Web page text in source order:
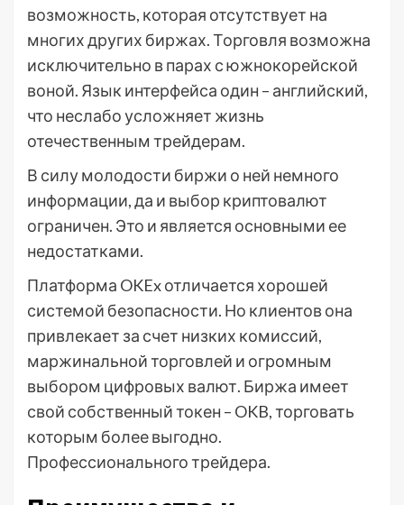
возможность, которая отсутствует на
многих других биржах. Торговля возможна
исключительно в парах с южнокорейской
воной. Язык интерфейса один – английский,
что неслабо усложняет жизнь
отечественным трейдерам.
В силу молодости биржи о ней немного
информации, да и выбор криптовалют
ограничен. Это и является основными ее
недостатками.
Платформа OKEx отличается хорошей
системой безопасности. Но клиентов она
привлекает за счет низких комиссий,
маржинальной торговлей и огромным
выбором цифровых валют. Биржа имеет
свой собственный токен – OKB, торговать
которым более выгодно.
Профессионального трейдера.